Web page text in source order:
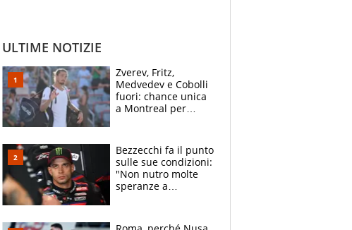
ULTIME NOTIZIE
Zverev, Fritz,
Medvedev e Cobolli
fuori: chance unica
a Montreal per
attacca le palline
Bezzecchi fa il punto
sulle sue condizioni:
"Non nutro molte
speranze a
da Aragon